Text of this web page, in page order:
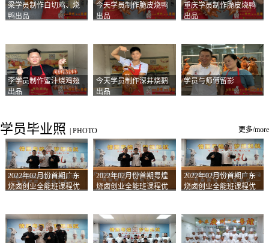
梁学员制作白切鸡、烧
鸭出品
今天学员制作脆皮烧鸭
出品
重庆学员制作脆皮烧鸭
出品
李学员制作蜜汁烧鸡翅
出品
今天学员制作深井烧鹅
出品
学员与师傅留影
学员毕业照 PHOTO 更多/more
2022年02月份首期广东
烧卤创业全能班课程优
2022年02月份首期粤煌
烧卤创业全能班课程优
2022年02月份首期广东
烧卤创业全能班课程优